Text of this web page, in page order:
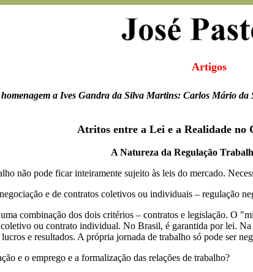
Artigos
a Ives Gandra da Silva Martins: Carlos Mário
Atritos entre a Lei e a Realidade no
A Natureza da Regulação
não pode ficar inteiramente sujeito às leis do mercado.
e de contratos coletivos ou individuais – regulação
combinação dos dois critérios – contratos e legislação. O
ou contrato individual. No Brasil, é garantida por lei.
e resultados. A própria jornada de trabalho só pode ser
e o emprego e a formalização das relações de trabalho?